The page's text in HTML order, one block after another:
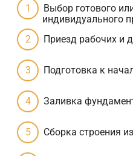
Выбор готового
индивидуального
Приезд рабочих и
Подготовка к
Заливка
Сборка строения